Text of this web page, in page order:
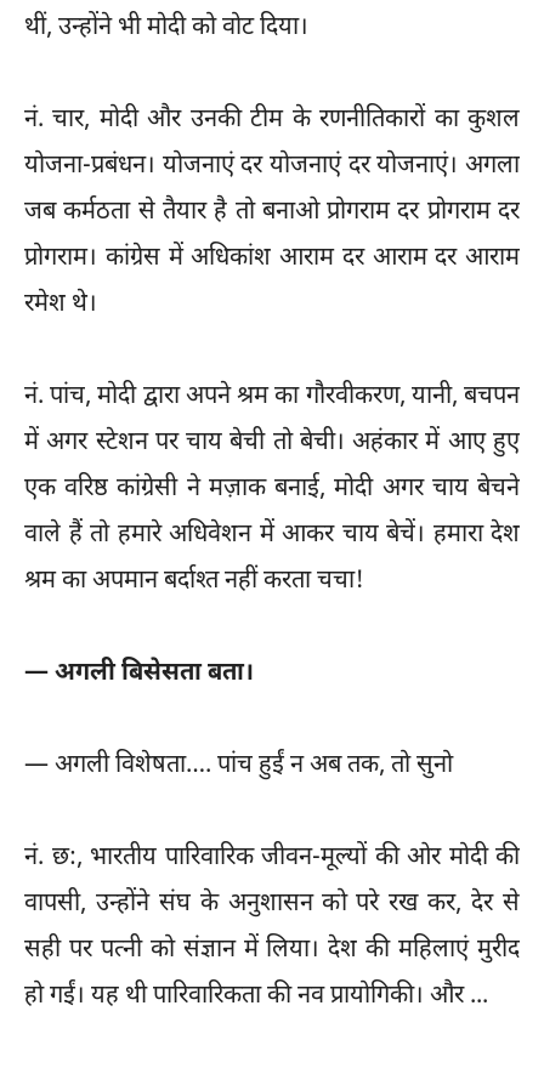
थीं, उन्होंने भी मोदी को वोट दिया।
नं. चार, मोदी और उनकी टीम के रणनीतिकारों का कुशल
योजना-प्रबंधन। योजनाएं दर योजनाएं दर योजनाएं। अगला
जब कर्मठता से तैयार है तो बनाओ प्रोगराम दर प्रोगराम दर
प्रोगराम। कांग्रेस में अधिकांश आराम दर आराम दर आराम
रमेश थे।
नं. पांच, मोदी द्वारा अपने श्रम का गौरवीकरण, यानी, बचपन
में अगर स्टेशन पर चाय बेची तो बेची। अहंकार में आए हुए
एक वरिष्ठ कांग्रेसी ने मज़ाक बनाई, मोदी अगर चाय बेचने
वाले हैं तो हमारे अधिवेशन में आकर चाय बेचें। हमारा देश
श्रम का अपमान बर्दाश्त नहीं करता चचा!
— अगली बिसेसता बता।
— अगली विशेषता…. पांच हुईं न अब तक, तो सुनो
नं. छ:, भारतीय पारिवारिक जीवन-मूल्यों की ओर मोदी की
वापसी, उन्होंने संघ के अनुशासन को परे रख कर, देर से
सही पर पत्नी को संज्ञान में लिया। देश की महिलाएं मुरीद
हो गईं। यह थी पारिवारिकता की नव प्रायोगिकी। और ...